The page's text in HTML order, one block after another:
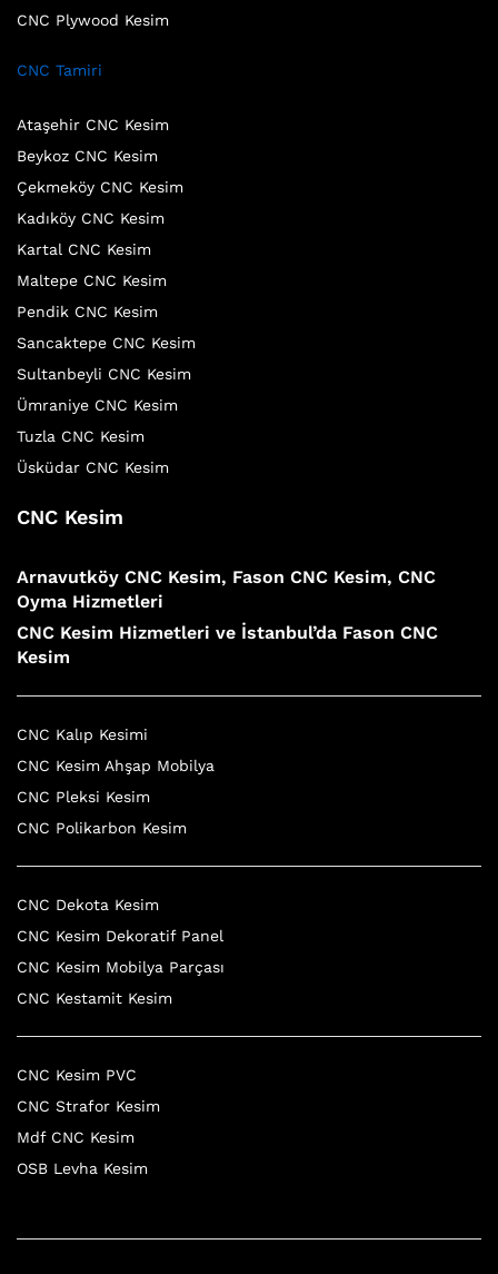
CNC Plywood Kesim
CNC Tamiri
Ataşehir CNC Kesim
Beykoz CNC Kesim
Çekmeköy CNC Kesim
Kadıköy CNC Kesim
Kartal CNC Kesim
Maltepe CNC Kesim
Pendik CNC Kesim
Sancaktepe CNC Kesim
Sultanbeyli CNC Kesim
Ümraniye CNC Kesim
Tuzla CNC Kesim
Üsküdar CNC Kesim
CNC Kesim
Arnavutköy CNC Kesim, Fason CNC Kesim, CNC
Oyma Hizmetleri
CNC Kesim Hizmetleri ve İstanbul’da Fason CNC
Kesim
CNC Kalıp Kesimi
CNC Kesim Ahşap Mobilya
CNC Pleksi Kesim
CNC Polikarbon Kesim
CNC Dekota Kesim
CNC Kesim Dekoratif Panel
CNC Kesim Mobilya Parçası
CNC Kestamit Kesim
CNC Kesim PVC
CNC Strafor Kesim
Mdf CNC Kesim
OSB Levha Kesim